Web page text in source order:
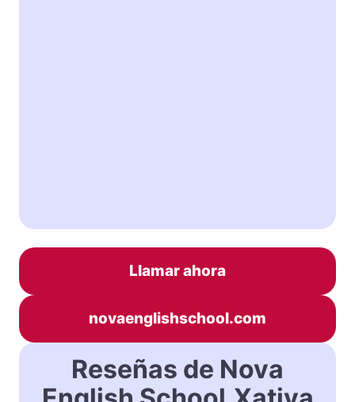
Llamar ahora
novaenglishschool.com
Reseñas de Nova